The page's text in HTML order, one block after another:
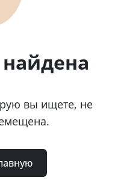
вы ищете, не